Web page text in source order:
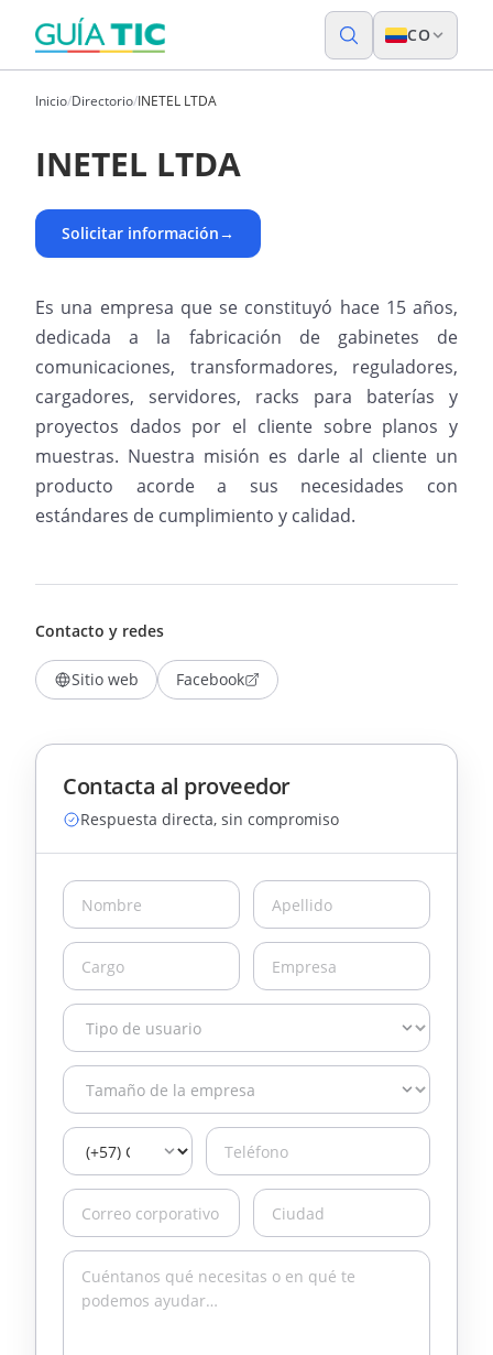
CO
Inicio/Directorio/INETEL LTDA
INETEL LTDA
Solicitar información→
Es una empresa que se constituyó hace 15 años,
dedicada a la fabricación de gabinetes de
comunicaciones, transformadores, reguladores,
cargadores, servidores, racks para baterías y
proyectos dados por el cliente sobre planos y
muestras. Nuestra misión es darle al cliente un
producto acorde a sus necesidades con
estándares de cumplimiento y calidad.
Contacto y redes
Sitio web Facebook
Contacta al proveedor
Respuesta directa, sin compromiso